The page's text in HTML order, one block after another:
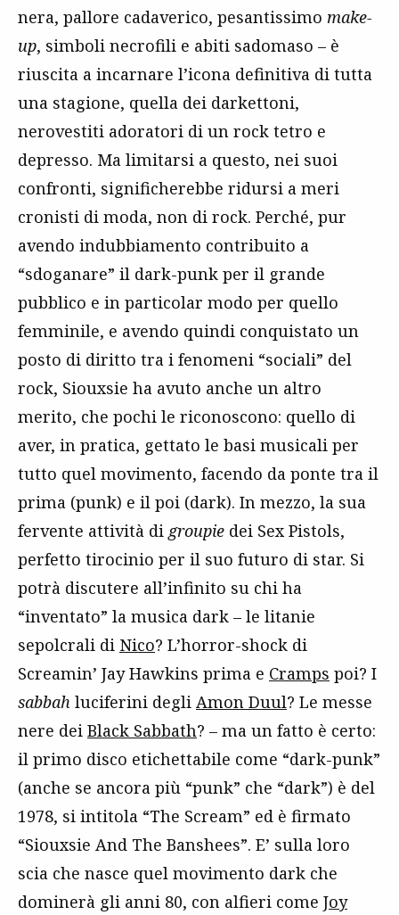
nera, pallore cadaverico, pesantissimo make-
up, simboli necrofili e abiti sadomaso – è
riuscita a incarnare l’icona definitiva di tutta
una stagione, quella dei darkettoni,
nerovestiti adoratori di un rock tetro e
depresso. Ma limitarsi a questo, nei suoi
confronti, significherebbe ridursi a meri
cronisti di moda, non di rock. Perché, pur
avendo indubbiamento contribuito a
“sdoganare” il dark-punk per il grande
pubblico e in particolar modo per quello
femminile, e avendo quindi conquistato un
posto di diritto tra i fenomeni “sociali” del
rock, Siouxsie ha avuto anche un altro
merito, che pochi le riconoscono: quello di
aver, in pratica, gettato le basi musicali per
tutto quel movimento, facendo da ponte tra il
prima (punk) e il poi (dark). In mezzo, la sua
fervente attività di groupie dei Sex Pistols,
perfetto tirocinio per il suo futuro di star. Si
potrà discutere all’infinito su chi ha
“inventato” la musica dark – le litanie
sepolcrali di Nico? L’horror-shock di
Screamin’ Jay Hawkins prima e Cramps poi? I
sabbah luciferini degli Amon Duul? Le messe
nere dei Black Sabbath? – ma un fatto è certo:
il primo disco etichettabile come “dark-punk”
(anche se ancora più “punk” che “dark”) è del
1978, si intitola “The Scream” ed è firmato
“Siouxsie And The Banshees”. E’ sulla loro
scia che nasce quel movimento dark che
dominerà gli anni 80, con alfieri come Joy